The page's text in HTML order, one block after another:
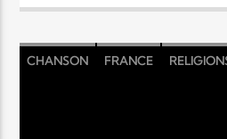
CHANSON FRANCE